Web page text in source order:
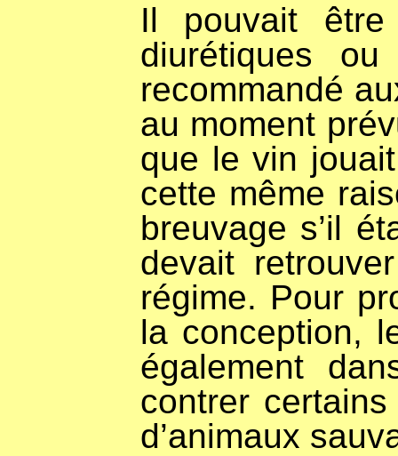
Il pouvait
diurétiques
recommandé
au moment
que le vin
cette même
breuvage s’il
devait
régime. Pour
la conception,
également
contrer
d’animaux